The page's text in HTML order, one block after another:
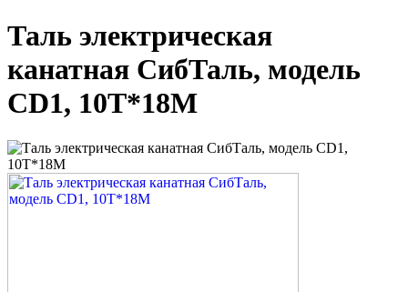
Таль электрическая
канатная СибТаль, модель
CD1, 10Т*18М